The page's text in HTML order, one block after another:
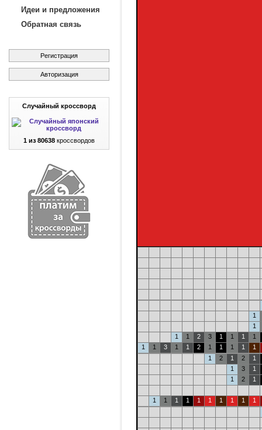
Идеи и предложения
Обратная связь
Регистрация
Авторизация
Случайный кроссворд
1 из 80638 кроссвордов
1
1
1
1 2 3 1 1 1
1
1
1 3 1 1 2 1 1 1 1
1
1
2 1 2
1
1
3
1
1
2 1
1 1 1 1 1 1 1 1 1 1